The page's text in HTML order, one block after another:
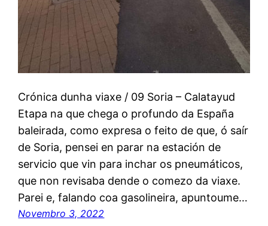
Crónica dunha viaxe / 09 Soria – Calatayud
Etapa na que chega o profundo da España
baleirada, como expresa o feito de que, ó saír
de Soria, pensei en parar na estación de
servicio que vin para inchar os pneumáticos,
que non revisaba dende o comezo da viaxe.
Parei e, falando coa gasolineira, apuntoume…
Novembro 3, 2022